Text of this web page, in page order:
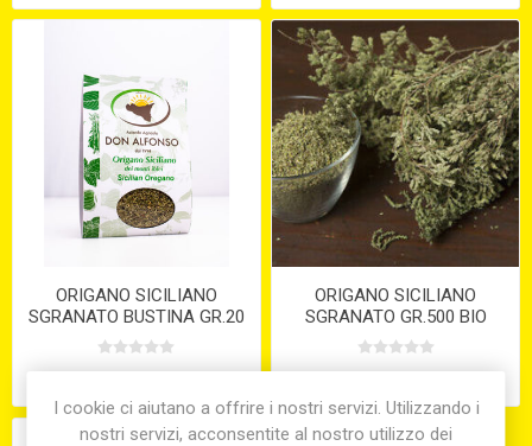
ORIGANO SICILIANO
SGRANATO BUSTINA GR.20
ORIGANO SICILIANO
SGRANATO GR.500 BIO
I cookie ci aiutano a offrire i nostri servizi. Utilizzando i
nostri servizi, acconsentite al nostro utilizzo dei